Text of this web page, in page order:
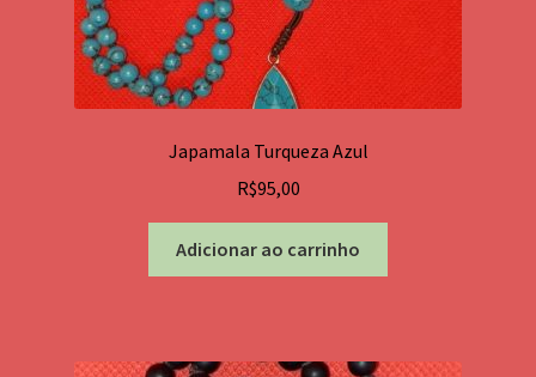
Japamala Turqueza Azul
R$95,00
Adicionar ao carrinho